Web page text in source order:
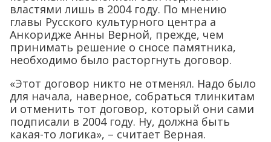
властями лишь в 2004 году. По мнению
главы Русского культурного центра а
Анкоридже Анны Верной, прежде, чем
принимать решение о сносе памятника,
необходимо было расторгнуть договор.
«Этот договор никто не отменял. Надо было
для начала, наверное, собраться тлинкитам
и отменить тот договор, который они сами
подписали в 2004 году. Ну, должна быть
какая-то логика», – считает Верная.